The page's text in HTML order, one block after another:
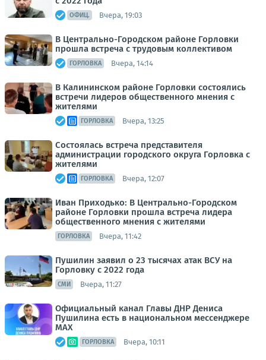
ОФИЦ. Вчера, 19:03
В Центрально-Городском районе Горловки
прошла встреча с трудовым коллективом
ГОРЛОВКА Вчера, 14:14
В Калининском районе Горловки состоялись
встречи лидеров общественного мнения с
жителями
ГОРЛОВКА Вчера, 13:25
Состоялась встреча представителя
администрации городского округа Горловка с
жителями
ГОРЛОВКА Вчера, 12:07
Иван Приходько: В Центрально-Городском
районе Горловки прошла встреча лидера
общественного мнения с жителями
ГОРЛОВКА Вчера, 11:42
Пушилин заявил о 23 тысячах атак ВСУ на
Горловку с 2022 года
СМИ Вчера, 11:27
Официальный канал Главы ДНР Дениса
Пушилина есть в национальном мессенджере
MAX
ГОРЛОВКА Вчера, 10:11